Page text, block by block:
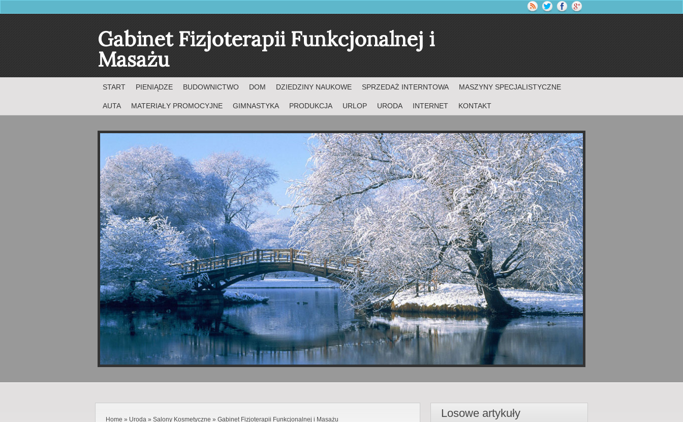
Gabinet Fizjoterapii Funkcjonalnej i
Masażu
START PIENIĄDZE BUDOWNICTWO DOM DZIEDZINY NAUKOWE SPRZEDAŻ INTERNTOWA MASZYNY SPECJALISTYCZNE
AUTA MATERIAŁY PROMOCYJNE GIMNASTYKA PRODUKCJA URLOP URODA INTERNET KONTAKT
Home » Uroda » Salony Kosmetyczne » Gabinet Fizjoterapii Funkcjonalnej i Masażu Losowe artykuły